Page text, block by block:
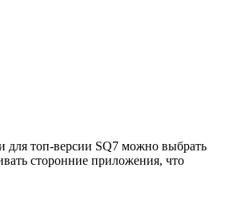
для топ-версии SQ7 можно выбрать
сторонние приложения, что